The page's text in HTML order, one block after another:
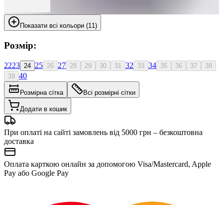
Показати всі кольори (11)
Розмір:
2223 24 25 26 27 28 29 30 31 32 33 34 35 36 37
38
39 40
Розмірна сітка Всі розмірні сітки
Додати в кошик
При оплаті на сайті замовлень від 5000 грн – безкоштовна
доставка
Оплата карткою онлайн за допомогою Visa/Mastercard, Apple
Pay або Google Pay